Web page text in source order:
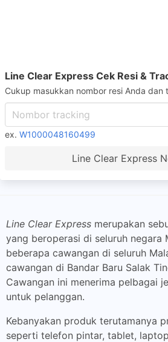
Line Clear Express Cek Resi &
Cukup masukkan nombor resi Anda dan
ex. W1000048160499
Line Clear Express
Line Clear Express merupakan
yang beroperasi di seluruh negara
beberapa cawangan di seluruh
cawangan di Bandar Baru Salak
Cawangan ini menerima pelbagai
untuk pelanggan.
Kebanyakan produk terutamanya
seperti telefon pintar, tablet,